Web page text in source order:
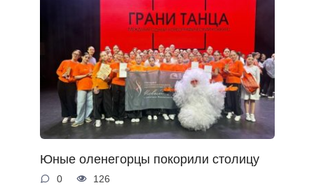
Юные оленегорцы покорили столицу
0 126